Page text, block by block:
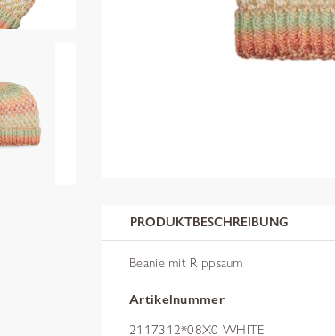
PRODUKTBESCHREIBUNG
Beanie mit Rippsaum
Artikelnummer
2117312*08X0 WHITE